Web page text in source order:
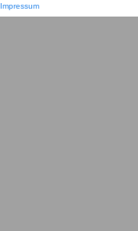
Impressum